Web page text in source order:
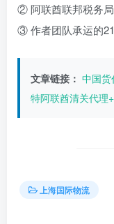
② 阿联酋联邦税务
③ 作者团队承运的
文章链接： 中国
特阿联酋清关代理
上海国际物流